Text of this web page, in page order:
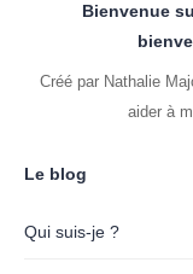
Bienvenue
Créé par Nathalie
aider à
Le blog
Qui suis-je ?